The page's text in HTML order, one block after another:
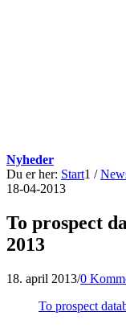
Nyheder
Du er her: Start1 /
18-04-2013
To prospect
2013
18. april 2013/0
To prospect